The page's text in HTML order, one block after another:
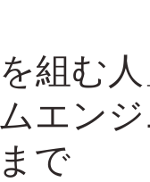
組む
エン
で